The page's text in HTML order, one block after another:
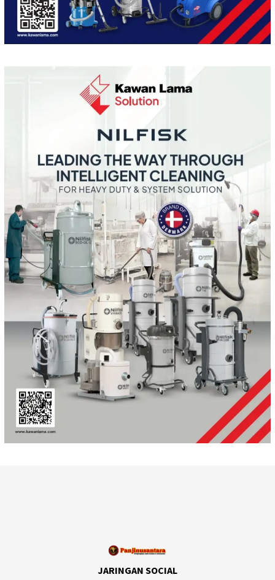
JARINGAN SOCIAL